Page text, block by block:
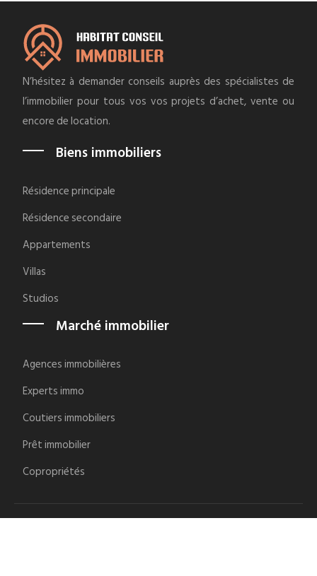
N’hésitez à demander conseils auprès des spécialistes de
l’immobilier pour tous vos vos projets d’achet, vente ou
encore de location.
Biens immobiliers
Résidence principale
Résidence secondaire
Appartements
Villas
Studios
Marché immobilier
Agences immobilières
Experts immo
Coutiers immobiliers
Prêt immobilier
Copropriétés